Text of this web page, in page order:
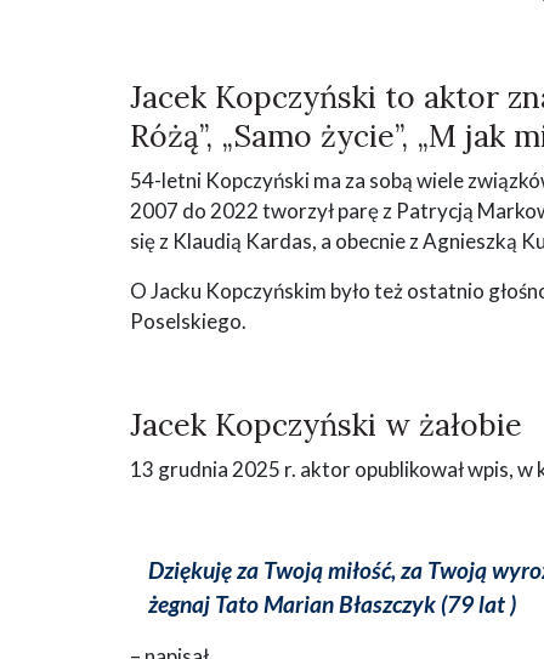
Jacek Kopczyński to aktor
Różą”, „Samo życie”, „M jak
54-letni Kopczyński ma za sobą wiele
2007 do 2022 tworzył parę z Patrycją
się z Klaudią Kardas, a obecnie z Agnieszką
O Jacku Kopczyńskim było też ostatnio
Poselskiego.
Jacek Kopczyński w żałobie
13 grudnia 2025 r. aktor opublikował wpis,
Dziękuję za Twoją miłość, za Twoją
żegnaj Tato Marian Błaszczyk (79 lat )